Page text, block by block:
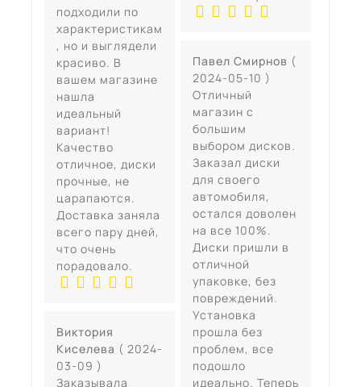
подходили по
характеристикам
, но и выглядели
красиво. В
вашем магазине
нашла
идеальный
вариант!
Качество
отличное, диски
прочные, не
царапаются.
Доставка заняла
всего пару дней,
что очень
порадовало.
Виктория
Киселева ( 2024-
03-09 )
Заказывала
Павел Смирнов (
2024-05-10 )
Отличный
магазин с
большим
выбором дисков.
Заказал диски
для своего
автомобиля,
остался доволен
на все 100%.
Диски пришли в
отличной
упаковке, без
повреждений.
Установка
прошла без
проблем, все
подошло
идеально. Теперь